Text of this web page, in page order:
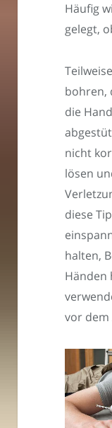
Häufig
gelegt,
bohren,
die
nicht
lösen
diese
halten,
Händen
vor dem